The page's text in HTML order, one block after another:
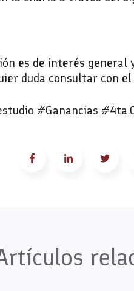
es de interés
duda consultar con el
#Ganancias